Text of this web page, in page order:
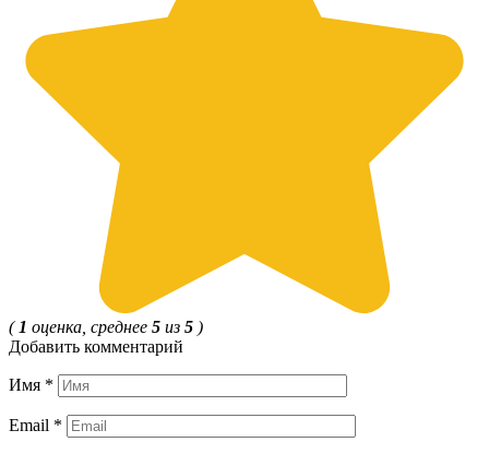
( 1 оценка, среднее 5 из 5 )
Добавить комментарий
Имя *
Email *